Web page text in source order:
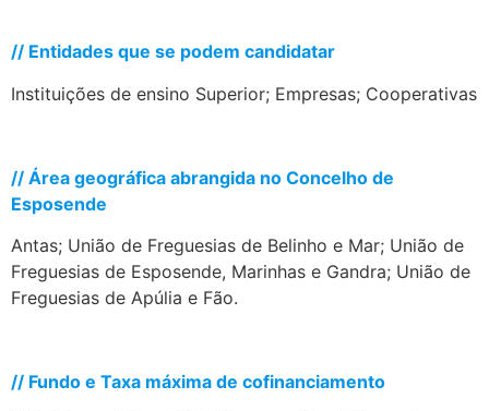
// Entidades que se podem candidatar
Instituições de ensino Superior; Empresas; Cooperativas
// Área geográfica abrangida no Concelho de
Esposende
Antas; União de Freguesias de Belinho e Mar; União de
Freguesias de Esposende, Marinhas e Gandra; União de
Freguesias de Apúlia e Fão.
// Fundo e Taxa máxima de cofinanciamento